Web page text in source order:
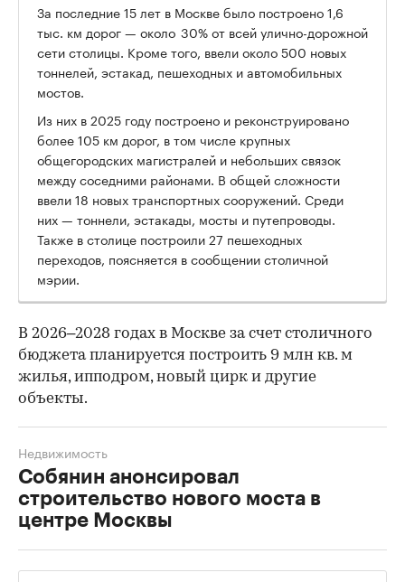
За последние 15 лет в Москве было построено 1,6
тыс. км дорог — около 30% от всей улично-дорожной
сети столицы. Кроме того, ввели около 500 новых
тоннелей, эстакад, пешеходных и автомобильных
мостов.
Из них в 2025 году построено и реконструировано
более 105 км дорог, в том числе крупных
общегородских магистралей и небольших связок
между соседними районами. В общей сложности
ввели 18 новых транспортных сооружений. Среди
них — тоннели, эстакады, мосты и путепроводы.
Также в столице построили 27 пешеходных
переходов, поясняется в сообщении столичной
мэрии.
В 2026–2028 годах в Москве за счет столичного
бюджета планируется построить 9 млн кв. м
жилья, ипподром, новый цирк и другие
объекты.
Собянин анонсировал
строительство нового моста в
центре Москвы
Недвижимость